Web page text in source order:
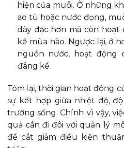
hiện của muỗi. Ở những
ao tù hoặc nước đọng,
dày đặc hơn mà còn hoạt
kể mùa nào. Ngược lại, ở
nguồn nước, hoạt động
đáng kể.
Tóm lại, thời gian hoạt động
sự kết hợp giữa nhiệt độ,
trường sống. Chính vì vậy,
quả cần đi đôi với quản lý
để cắt giảm điều kiện